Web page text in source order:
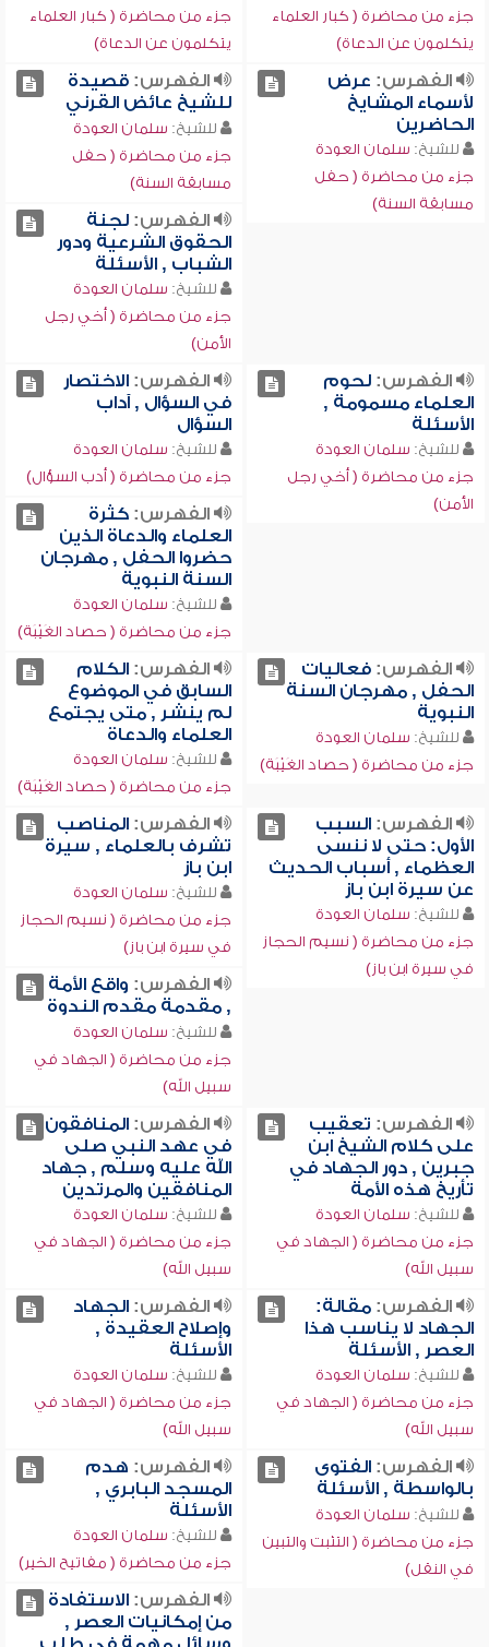
جزء من محاضرة ( كبار العلماء
يتكلمون عن الدعاة)
جزء من محاضرة ( كبار العلماء
يتكلمون عن الدعاة)
الفهرس: عرض
لأسماء المشايخ
الحاضرين
للشيخ: سلمان العودة
جزء من محاضرة ( حفل
مسابقة السنة)
الفهرس:قصيدة
للشيخ عائض القرني
للشيخ: سلمان العودة
جزء من محاضرة ( حفل
مسابقة السنة)
الفهرس:لجنة
الحقوق الشرعية ودور
الشباب , الأسئلة
للشيخ: سلمان العودة
جزء من محاضرة ( أخي رجل
الأمن)
الفهرس:لحوم
العلماء مسمومة ,
الأسئلة
للشيخ: سلمان العودة
جزء من محاضرة ( أخي رجل
الأمن)
الفهرس:الاختصار
في السؤال , آداب
السؤال
للشيخ: سلمان العودة
جزء من محاضرة ( أدب السؤال)
الفهرس:كثرة
العلماء والدعاة الذين
حضروا الحفل , مهرجان
السنة النبوية
للشيخ: سلمان العودة
جزء من محاضرة ( حصاد الغَيْبَة)
الفهرس:فعاليات
الحفل , مهرجان السنة
النبوية
للشيخ: سلمان العودة
جزء من محاضرة ( حصاد الغَيْبَة)
الفهرس:الكلام
السابق في الموضوع
لم ينشر , متى يجتمع
العلماء والدعاة
للشيخ: سلمان العودة
جزء من محاضرة ( حصاد الغَيْبَة)
الفهرس:السبب
الأول: حتى لا ننسى
العظماء , أسباب الحديث
عن سيرة ابن باز
للشيخ: سلمان العودة
جزء من محاضرة ( نسيم الحجاز
في سيرة ابن باز)
الفهرس:المناصب
تشرف بالعلماء , سيرة
ابن باز
للشيخ: سلمان العودة
جزء من محاضرة ( نسيم الحجاز
في سيرة ابن باز)
الفهرس: واقع الأمة
, مقدمة مقدم الندوة
للشيخ: سلمان العودة
جزء من محاضرة ( الجهاد في
سبيل الله)
الفهرس: تعقيب
على كلام الشيخ ابن
جبرين , دور الجهاد في
تأريخ هذه الأمة
للشيخ: سلمان العودة
جزء من محاضرة ( الجهاد في
سبيل الله)
الفهرس:المنافقون
في عهد النبي صلى
الله عليه وسلم , جهاد
المنافقين والمرتدين
للشيخ: سلمان العودة
جزء من محاضرة ( الجهاد في
سبيل الله)
الفهرس:مقالة:
الجهاد لا يناسب هذا
العصر , الأسئلة
للشيخ: سلمان العودة
جزء من محاضرة ( الجهاد في
سبيل الله)
الفهرس:الجهاد
وإصلاح العقيدة ,
الأسئلة
للشيخ: سلمان العودة
جزء من محاضرة ( الجهاد في
سبيل الله)
الفهرس:الفتوى
بالواسطة , الأسئلة
للشيخ: سلمان العودة
جزء من محاضرة ( التثبت والتبين
في النقل)
الفهرس: هدم
المسجد البابري ,
الأسئلة
للشيخ: سلمان العودة
جزء من محاضرة ( مفاتيح الخير)
الفهرس:الاستفادة
من إمكانيات العصر ,